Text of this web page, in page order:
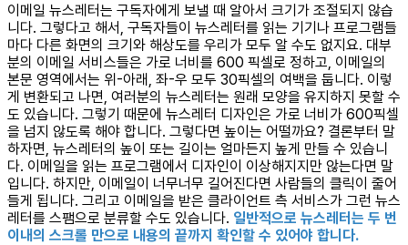
이메일 뉴스레터는 구독자에게 보낼 때 알아서 크기가 조절되지 않습
니다. 그렇다고 해서, 구독자들이 뉴스레터를 읽는 기기나 프로그램들
마다 다른 화면의 크기와 해상도를 우리가 모두 알 수도 없지요. 대부
분의 이메일 서비스들은 가로 너비를 600 픽셀로 정하고, 이메일의
본문 영역에서는 위-아래, 좌-우 모두 30픽셀의 여백을 둡니다. 이렇
게 변환되고 나면, 여러분의 뉴스레터는 원래 모양을 유지하지 못할 수
도 있습니다. 그렇기 때문에 뉴스레터 디자인은 가로 너비가 600픽셀
을 넘지 않도록 해야 합니다. 그렇다면 높이는 어떨까요? 결론부터 말
하자면, 뉴스레터의 높이 또는 길이는 얼마든지 높게 만들 수 있습니
다. 이메일을 읽는 프로그램에서 디자인이 이상해지지만 않는다면 말
입니다. 하지만, 이메일이 너무너무 길어진다면 사람들의 클릭이 줄어
들게 됩니다. 그리고 이메일을 받은 클라이언트 측 서비스가 그런 뉴스
레터를 스팸으로 분류할 수도 있습니다. 일반적으로 뉴스레터는 두 번
이내의 스크롤 만으로 내용의 끝까지 확인할 수 있어야 합니다.